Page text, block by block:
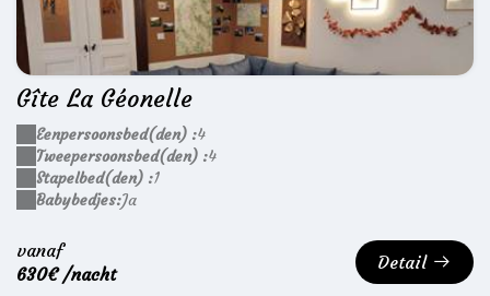
Gîte La Géonelle
vanaf
630€ /nacht
Detail
Eenpersoonsbed(den) :4
Tweepersoonsbed(den) :4
Stapelbed(den) :1
Babybedjes:Ja